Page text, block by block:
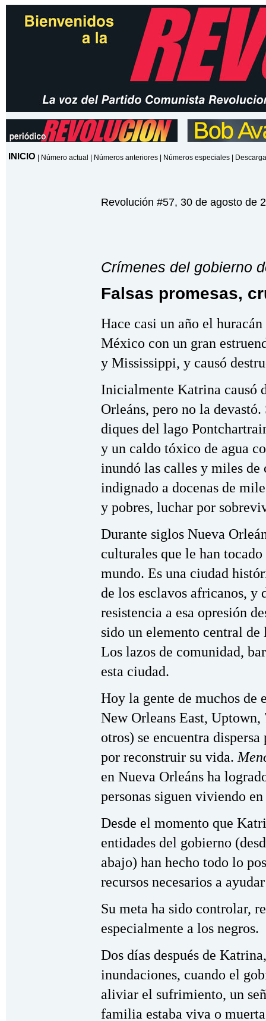
INICIO Número actual Números anteriores Números especiales
Revolución #57, 30 de agosto de
Crímenes del gobierno
Falsas promesas,
Hace casi un año el
México con un gran
y Mississippi, y causó
Inicialmente Katrina causó
Orleáns, pero no la
diques del lago
y un caldo tóxico de agua
inundó las calles y miles
indignado a docenas de
y pobres, luchar por
Durante siglos Nueva
culturales que le han
mundo. Es una ciudad
de los esclavos africanos, y
resistencia a esa opresión
sido un elemento central
Los lazos de comunidad,
esta ciudad.
Hoy la gente de muchos de
New Orleans East,
otros) se encuentra
por reconstruir su vida.
en Nueva Orleáns ha
personas siguen viviendo en
Desde el momento que
entidades del gobierno
abajo) han hecho todo lo
recursos necesarios a
Su meta ha sido controlar,
especialmente a los negros.
Dos días después de
inundaciones, cuando el
aliviar el sufrimiento, un
familia estaba viva o